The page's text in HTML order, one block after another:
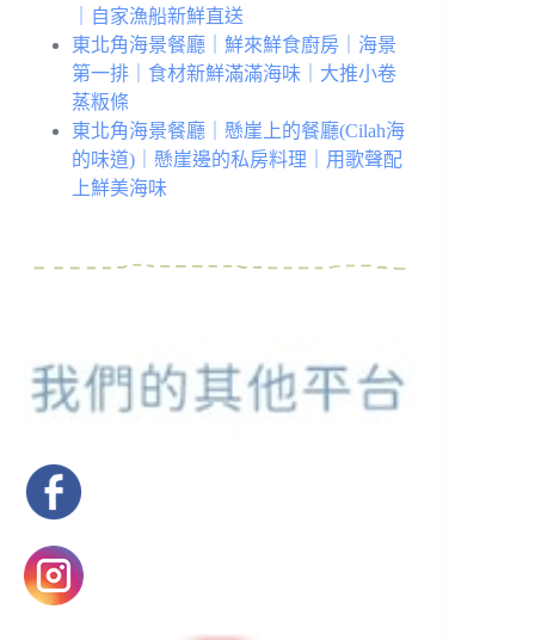
｜自家漁船新鮮直送
東北角海景餐廳｜鮮來鮮食廚房｜海景
第一排｜食材新鮮滿滿海味｜大推小卷
蒸粄條
東北角海景餐廳｜懸崖上的餐廳(Cilah海
的味道)｜懸崖邊的私房料理｜用歌聲配
上鮮美海味